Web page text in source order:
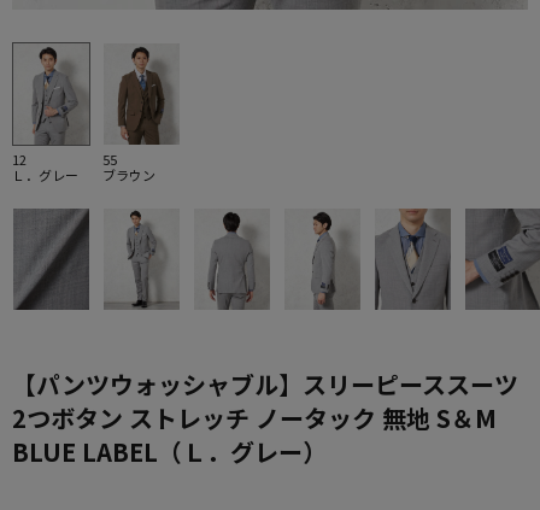
12
Ｌ．グレー
55
ブラウン
【パンツウォッシャブル】スリーピーススーツ
2つボタン ストレッチ ノータック 無地 S＆M
BLUE LABEL（Ｌ．グレー）